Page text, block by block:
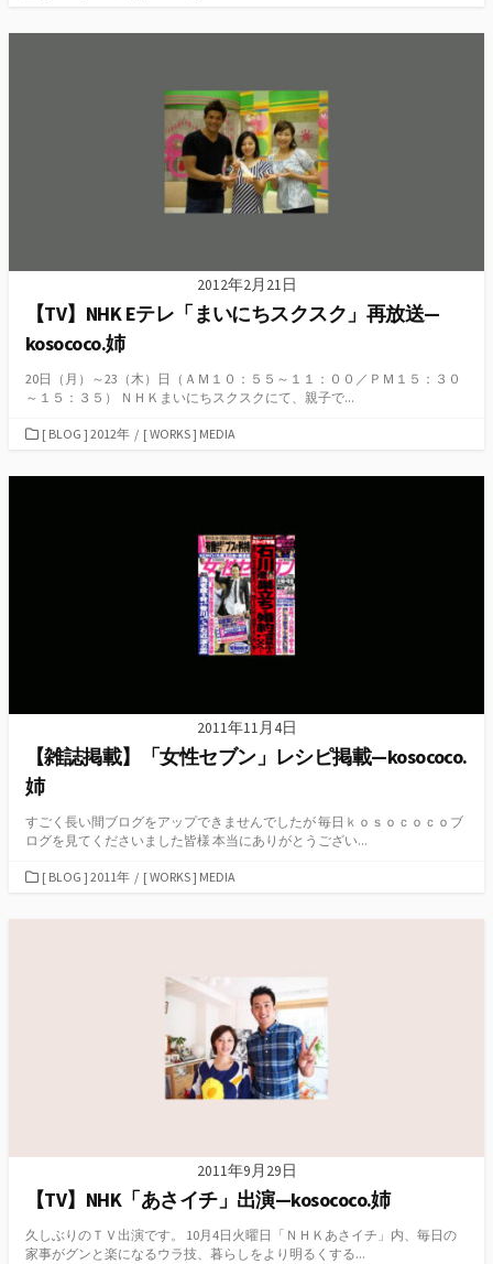
ゴ
2012年2月21日
【TV】NHK Eテレ「まいにちスクスク」再放送—
kosococo.姉
20日（月）～23（木）日（ＡＭ１０：５５～１１：００／ＰＭ１５：３０
～１５：３５） ＮＨＫまいにちスクスクにて、親子で...
カ
ゴ
[ BLOG ] 2012年 / [ WORKS ] MEDIA
2011年11月4日
【雑誌掲載】「女性セブン」レシピ掲載—kosococo.
姉
すごく長い間ブログをアップできませんでしたが 毎日ｋｏｓｏｃｏｃｏブ
ログを見てくださいました皆様 本当にありがとうござい...
カ
ゴ
[ BLOG ] 2011年 / [ WORKS ] MEDIA
2011年9月29日
【TV】NHK「あさイチ」出演—kosococo.姉
久しぶりのＴＶ出演です。 10月4日火曜日「ＮＨＫあさイチ」内、毎日の
家事がグンと楽になるウラ技、暮らしをより明るくする...